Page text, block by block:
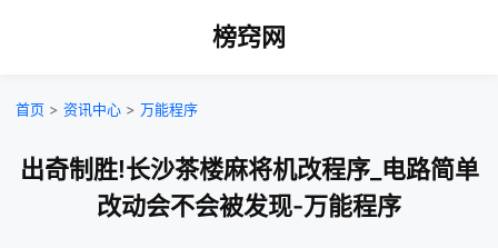
榜窍网
首页 > 资讯中心 > 万能程序
出奇制胜!长沙茶楼麻将机改程序_电路简单
改动会不会被发现-万能程序